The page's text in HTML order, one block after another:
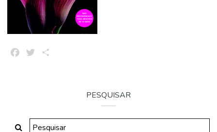
FacebookTwitter
PESQUISAR